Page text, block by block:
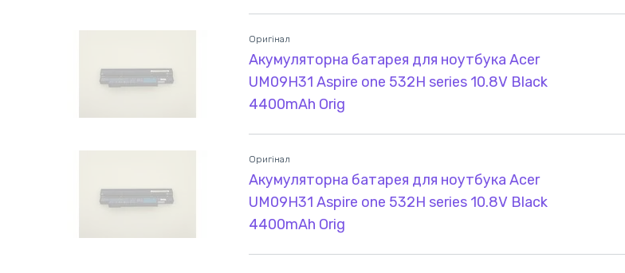
Оригінал
Акумуляторна батарея для ноутбука Acer
UM09H31 Aspire one 532H series 10.8V Black
4400mAh Orig
Оригінал
Акумуляторна батарея для ноутбука Acer
UM09H31 Aspire one 532H series 10.8V Black
4400mAh Orig